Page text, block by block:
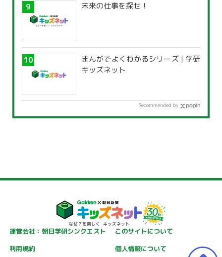
未来の仕事を探せ！
まんがでよくわかるシリーズ | 学研
キッズネット
Recommended by
運営会社：朝日学研シンクエスト
このサイトについて
利用規約
個人情報について